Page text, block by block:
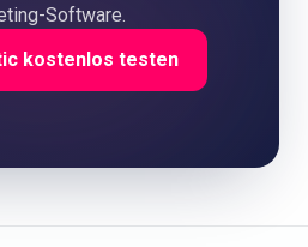
Software.
kostenlos testen